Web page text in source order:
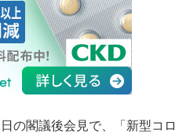
の閣議後会見で、「新型コロ